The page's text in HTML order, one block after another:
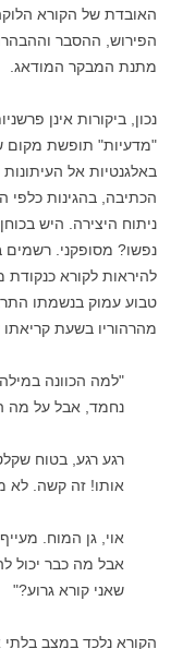
האובדת של הקורא
הפירוש, ההסבר
מתנת המבקר המודאג.
נכון, ביקורות אינן
"מדעיות" תופשת מקום
באלגנטיות אל
הכתיבה, בהגינות כלפי
ניתוח היצירה. היש
נפשו? מסופקני. רשמים
להיראות לקורא
טבוע עמוק בנשמתו
מהרהוריו בשעת
"למה הכוונה
נחמד, אבל על מה
רגע רגע, בטוח
אותו! זה קשה. לא
אוי, גן המוח.
אבל מה כבר יכול
שאני קורא גרוע?"
הקורא נלכד במצב